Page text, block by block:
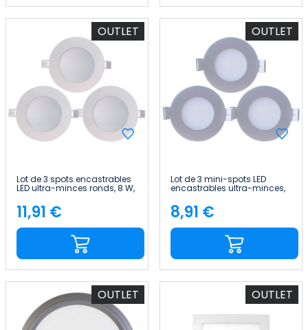
OUTLET
Lot de 3 spots encastrables
LED ultra-minces ronds, 8 W,
blanc 7hSevenOn
Price
11,91 €
OUTLET
Lot de 3 mini-spots LED
encastrables ultra-minces,
000 K, en aluminium
7hSevenOn
Price
8,91 €
OUTLET OUTLET